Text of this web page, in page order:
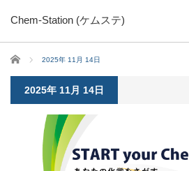
Chem-Station (ケムステ)
ホーム 2025年 11月 14日
2025年 11月 14日